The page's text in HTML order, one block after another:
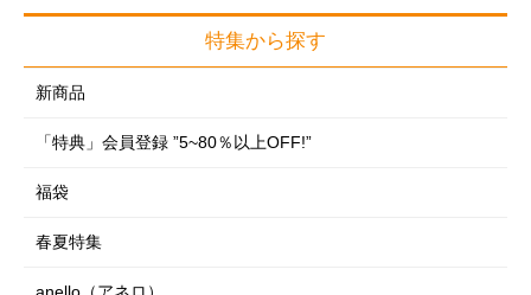
フォーマルグッズ
めがね・サングラス
時計
レイングッズ・日傘
ルームウェア
めがね・サングラス
時計
レイングッズ・日傘
ルームウェア
シューズ（室内・室外）
収納用品
季節商品
ガーデニング・DIY
防災・防犯用品
寝具類
インテリア雑貨
フラワーアレンジ
のれん・カーテン
クッション・座布団・座椅子
ラグ・マット類
健康器具
制汗・デオドラント
ヘアケア・ヘアアレンジ
フェイスケア
ボディケア
アクセサリー
神棚
特集から探す
新商品
「特典」会員登録 ”5~80％以上OFF!”
福袋
春夏特集
anello（アネロ）